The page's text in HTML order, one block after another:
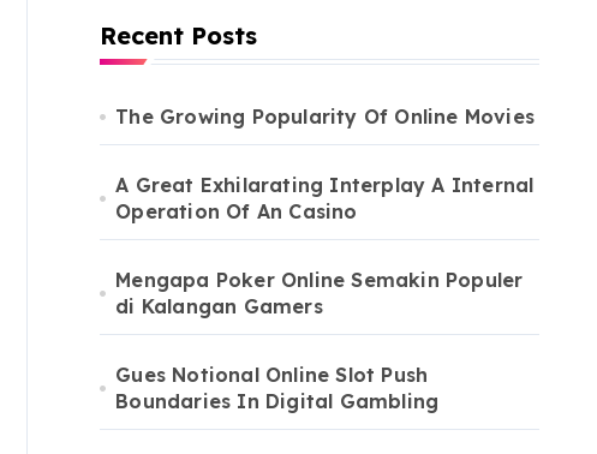
Recent Posts
The Growing Popularity Of Online Movies
A Great Exhilarating Interplay A Internal
Operation Of An Casino
Mengapa Poker Online Semakin Populer
di Kalangan Gamers
Gues Notional Online Slot Push
Boundaries In Digital Gambling